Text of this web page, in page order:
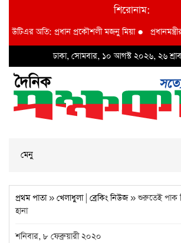
শিরোনাম:
অতি: প্রধান প্রকৌশলী মজনু মিয়া●প্রধানমন্ত্রীর
ঢাকা, সোমবার, ১০ আগস্ট ২০২৬, ২৬
মেনু
প্রথম পাতা» খেলাধুলা| ব্রেকিং নিউজ» শুরুতেই পাক
হানা
শনিবার, ৮ ফেব্রুয়ারী ২০২০